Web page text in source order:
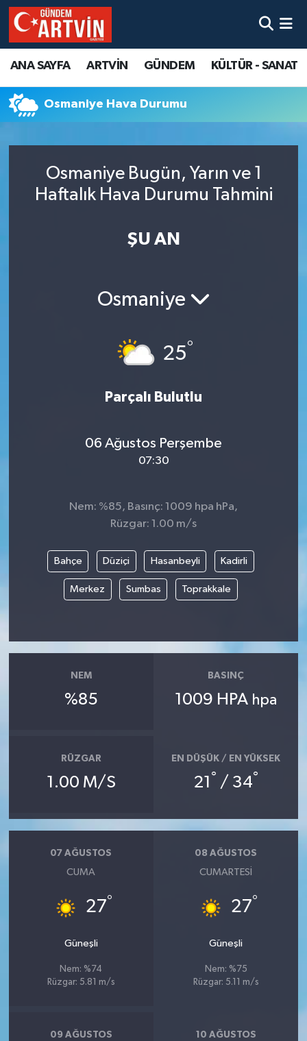
ANA SAYFA ARTVİN GÜNDEM KÜLTÜR - SANAT
Osmaniye Hava Durumu
Osmaniye Bugün, Yarın ve 1
Haftalık Hava Durumu Tahmini
ŞU AN
Osmaniye
25°
Parçalı Bulutlu
06 Ağustos Perşembe
07:30
Nem: %85, Basınç: 1009 hpa hPa,
Rüzgar: 1.00 m/s
Bahçe Düziçi Hasanbeyli Kadirli
Merkez Sumbas Toprakkale
NEM
%85
BASINÇ
1009 HPA hpa
RÜZGAR
1.00 M/S
EN DÜŞÜK / EN YÜKSEK
21 ° / 34°
07 AĞUSTOS
CUMA
27°
Güneşli
Nem: %74
Rüzgar: 5.81 m/s
08 AĞUSTOS
CUMARTESI
27°
Güneşli
Nem: %75
Rüzgar: 5.11 m/s
09 AĞUSTOS 10 AĞUSTOS